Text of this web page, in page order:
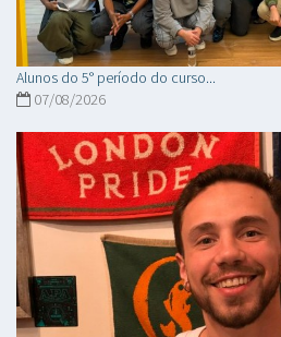
Alunos do 5° período do curso...
07/08/2026